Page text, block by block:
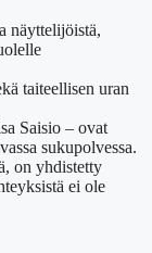
näyttelijöistä,
taiteellisen uran
Saisio – ovat
sukupolvessa.
on yhdistetty
ei ole